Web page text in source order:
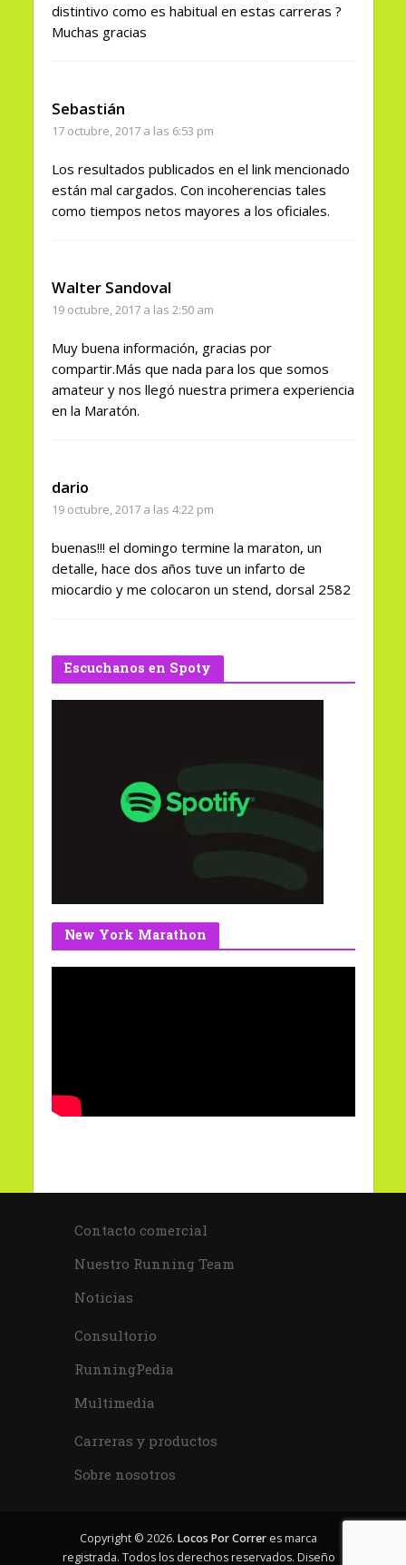
distintivo como es habitual en estas carreras ?
Muchas gracias
Sebastián
17 octubre, 2017 a las 6:53 pm
Los resultados publicados en el link mencionado
están mal cargados. Con incoherencias tales
como tiempos netos mayores a los oficiales.
Walter Sandoval
19 octubre, 2017 a las 2:50 am
Muy buena información, gracias por
compartir.Más que nada para los que somos
amateur y nos llegó nuestra primera experiencia
en la Maratón.
dario
19 octubre, 2017 a las 4:22 pm
buenas!!! el domingo termine la maraton, un
detalle, hace dos años tuve un infarto de
miocardio y me colocaron un stend, dorsal 2582
Escuchanos en Spoty
New York Marathon
Contacto comercial
Nuestro Running Team
Noticias
Consultorio
RunningPedia
Multimedia
Carreras y productos
Sobre nosotros
Copyright © 2026. Locos Por Correr es marca
registrada. Todos los derechos reservados. Diseño